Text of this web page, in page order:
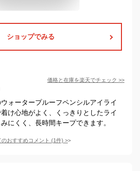
ショップでみる
価格と在庫を楽天でチェック >>
ォータープルーフペンシルアイライ
け心地がよく、くっきりとしたライ
にくく、長時間キープできます。
のおすすめコメント (1件) >